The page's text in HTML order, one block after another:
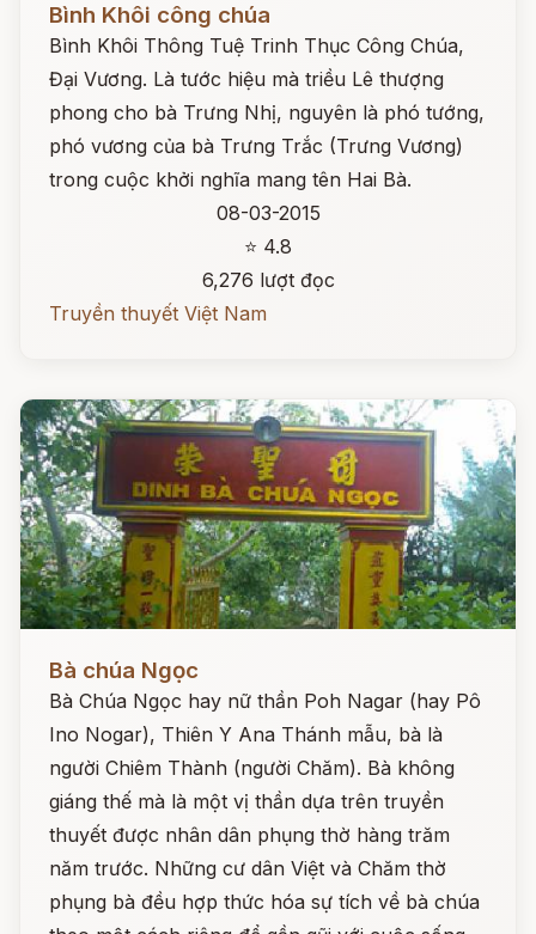
Bình Khôi công chúa
Bình Khôi Thông Tuệ Trinh Thục Công Chúa,
Đại Vương. Là tước hiệu mà triều Lê thượng
phong cho bà Trưng Nhị, nguyên là phó tướng,
phó vương của bà Trưng Trắc (Trưng Vương)
trong cuộc khởi nghĩa mang tên Hai Bà.
08-03-2015
⭐ 4.8
6,276 lượt đọc
Truyền thuyết Việt Nam
Bà chúa Ngọc
Bà Chúa Ngọc hay nữ thần Poh Nagar (hay Pô
Ino Nogar), Thiên Y Ana Thánh mẫu, bà là
người Chiêm Thành (người Chăm). Bà không
giáng thế mà là một vị thần dựa trên truyền
thuyết được nhân dân phụng thờ hàng trăm
năm trước. Những cư dân Việt và Chăm thờ
phụng bà đều hợp thức hóa sự tích về bà chúa